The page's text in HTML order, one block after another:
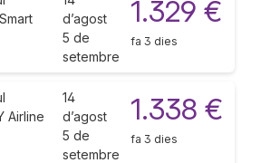
d’agost
5 de
setembre
1.329 €
fa 3 dies
Airline
14
d’agost
5 de
setembre
1.338 €
fa 3 dies